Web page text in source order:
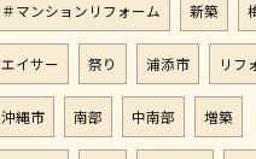
＃マンションリフォーム 新築
エイサー 祭り 浦添市 リフ
沖縄市 南部 中南部 増築